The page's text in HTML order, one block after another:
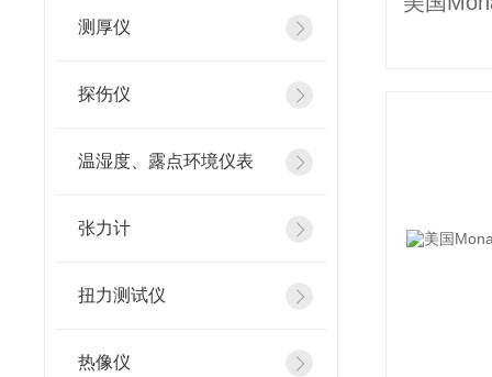
测厚仪
探伤仪
温湿度、露点环境仪表
张力计
扭力测试仪
热像仪